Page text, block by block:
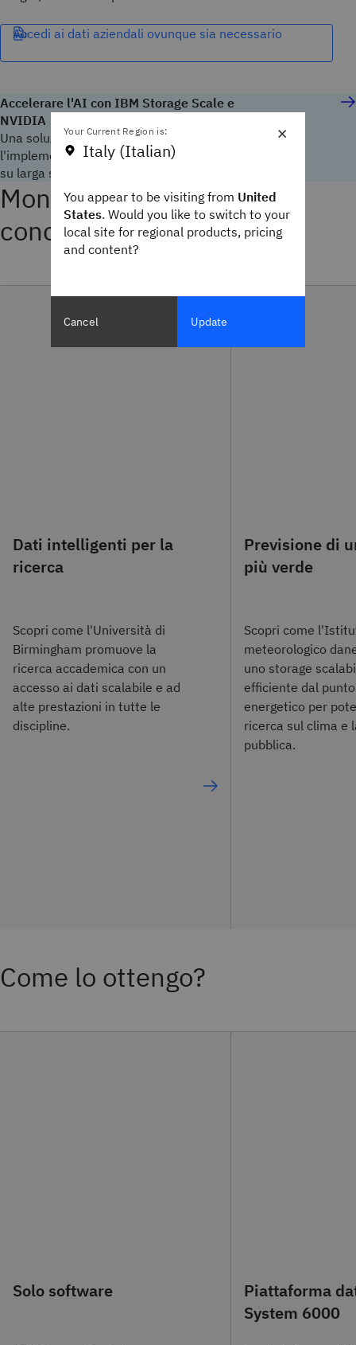
Accedi ai dati aziendali ovunque sia necessario
Accelerare l'AI con IBM Storage Scale e
NVIDIA
Una soluzione integrata per lo sviluppo e
l'implementazione di applicazioni AI aziendali
su larga scala.
Mondo reale. Risultati
concreti.
Dati intelligenti per la
ricerca
Scopri come l'Università di
Birmingham promuove la
ricerca accademica con un
accesso ai dati scalabile e ad
alte prestazioni in tutte le
discipline.
Previsione di
più verde
Scopri come
meteorologico
uno storage
efficiente dal
energetico per
ricerca sul clima e
pubblica.
Come lo ottengo?
Solo software
Piattaforma
System 6000
×
Your Current Region is:
Italy (Italian)
You appear to be visiting from United
States. Would you like to switch to your
local site for regional products, pricing
and content?
Cancel Update